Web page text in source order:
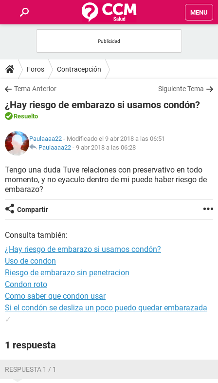
MENU
FOROS
SALUD
FAMILIA
NUTRICIÓN
SEXUALIDAD
GLOSARIO
Foros Contracepción
Tema Anterior Siguiente Tema
¿Hay riesgo de embarazo si usamos condón?
Resuelto
Paulaaaa22 - Modificado el 9 abr 2018 a las 06:51
Paulaaaa22 - 9 abr 2018 a las 06:28
Tengo una duda Tuve relaciones con preservativo en todo
momento, y no eyaculo dentro de mi puede haber riesgo de
embarazo?
Compartir
Consulta también:
¿Hay riesgo de embarazo si usamos condón?
Uso de condon
Riesgo de embarazo sin penetracion
Condon roto
Como saber que condon usar
Si el condón se desliza un poco puedo quedar embarazada
✓
1 respuesta
RESPUESTA 1 / 1